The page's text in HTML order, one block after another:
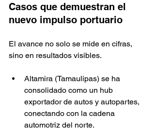
Casos que demuestran el
nuevo impulso portuario
El avance no solo se mide en cifras,
sino en resultados visibles.
Altamira (Tamaulipas) se ha
consolidado como un hub
exportador de autos y autopartes,
conectando con la cadena
automotriz del norte.